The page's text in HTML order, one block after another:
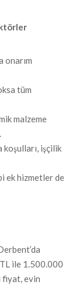
onarım
tüm
malzeme
koşulları, işçilik
ek hizmetler de
ile 1.500.000
fiyat, evin